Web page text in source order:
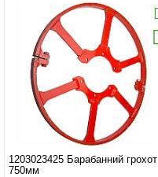
1203023425 Барабанний грохот
750мм